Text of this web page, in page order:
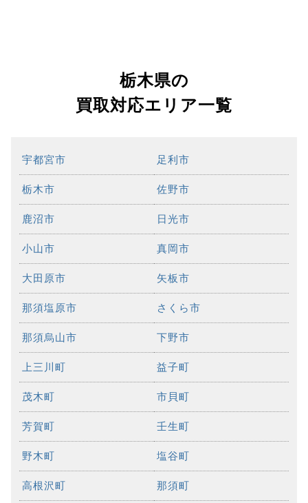
栃木県の
買取対応エリア一覧
宇都宮市 足利市
栃木市 佐野市
鹿沼市 日光市
小山市 真岡市
大田原市 矢板市
那須塩原市 さくら市
那須烏山市 下野市
上三川町 益子町
茂木町 市貝町
芳賀町 壬生町
野木町 塩谷町
高根沢町 那須町